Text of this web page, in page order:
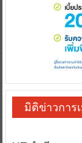
มิติข่าวการ